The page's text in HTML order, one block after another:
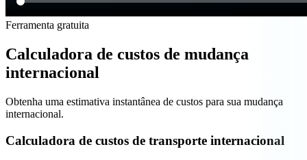
Ferramenta gratuita
Calculadora de custos de mudança
internacional
Obtenha uma estimativa instantânea de custos para sua mudança
internacional.
Calculadora de custos de transporte internacional